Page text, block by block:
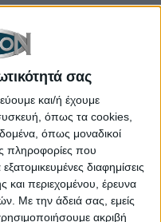
σας
και/ή έχουμε
όπως τα cookies,
όπως μοναδικοί
πληροφορίες που
διαφημίσεις
και περιεχομένου, έρευνα
Με την άδειά σας, εμείς
ακριβή
αποδίδει μέγιστη
10.000 σ.α.λ. Δύο
axial flux στον
2.150 Nm ροπής και
του συστήματος
κατανομή
τρίτος
ανάμεσα στον
το κιβώτιο